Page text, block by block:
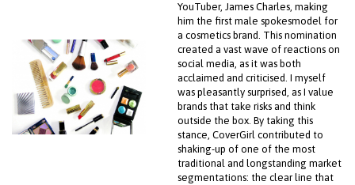
YouTuber, James Charles, making
him the first male spokesmodel for
a cosmetics brand. This nomination
created a vast wave of reactions on
social media, as it was both
acclaimed and criticised. I myself
was pleasantly surprised, as I value
brands that take risks and think
outside the box. By taking this
stance, CoverGirl contributed to
shaking-up of one of the most
traditional and longstanding market
segmentations: the clear line that